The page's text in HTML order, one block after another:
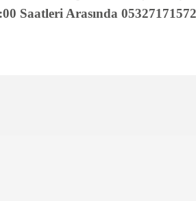
Saatleri Arasında